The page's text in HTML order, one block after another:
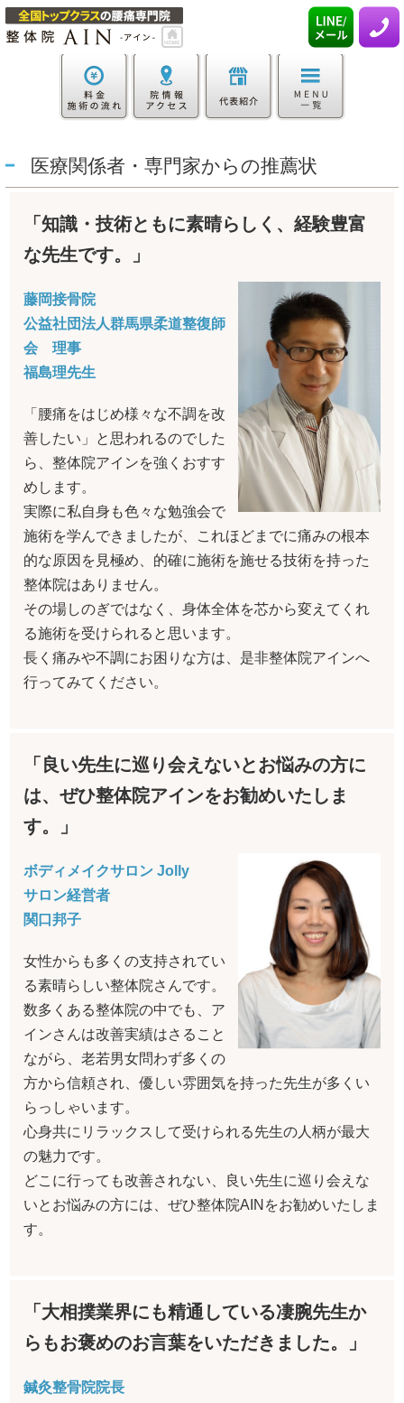
医療関係者・専門家からの推薦状
「知識・技術ともに素晴らしく、経験豊富
な先生です。」
藤岡接骨院
公益社団法人群馬県柔道整復師
会 理事
福島理先生
「腰痛をはじめ様々な不調を改
善したい」と思われるのでした
ら、整体院アインを強くおすす
めします。
実際に私自身も色々な勉強会で
施術を学んできましたが、これほどまでに痛みの根本
的な原因を見極め、的確に施術を施せる技術を持った
整体院はありません。
その場しのぎではなく、身体全体を芯から変えてくれ
る施術を受けられると思います。
長く痛みや不調にお困りな方は、是非整体院アインへ
行ってみてください。
「良い先生に巡り会えないとお悩みの方に
は、ぜひ整体院アインをお勧めいたしま
す。」
ボディメイクサロン Jolly
サロン経営者
関口邦子
女性からも多くの支持されてい
る素晴らしい整体院さんです。
数多くある整体院の中でも、ア
インさんは改善実績はさること
ながら、老若男女問わず多くの
方から信頼され、優しい雰囲気を持った先生が多くい
らっしゃいます。
心身共にリラックスして受けられる先生の人柄が最大
の魅力です。
どこに行っても改善されない、良い先生に巡り会えな
いとお悩みの方には、ぜひ整体院AINをお勧めいたしま
す。
「大相撲業界にも精通している凄腕先生か
らもお褒めのお言葉をいただきました。」
鍼灸整骨院院長